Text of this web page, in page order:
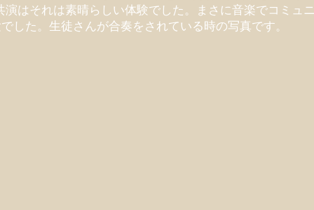
はそれは素晴らしい体験でした。まさに音楽でコミュ
した。生徒さんが合奏をされている時の写真です。